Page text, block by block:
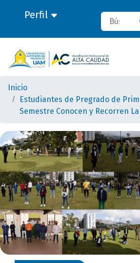
Perfil Buscar
Inicio
Estudiantes de Pregrado de
Semestre Conocen y Recorren La